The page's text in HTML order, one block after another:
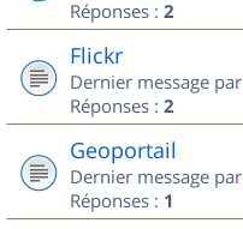
Réponses : 2
Flickr
Dernier message par
Réponses : 2
Geoportail
Dernier message par
Réponses : 1